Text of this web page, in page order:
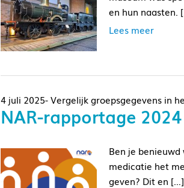
en hun naasten.
Lees meer
4 juli 2025- Vergelijk groepsgegevens in
NAR-rapportage
Ben je
medicatie het
geven? Dit en […]